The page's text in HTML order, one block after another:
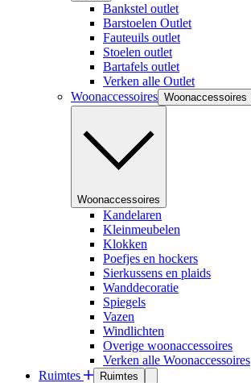
Bankstel outlet
Barstoelen Outlet
Fauteuils outlet
Stoelen outlet
Bartafels outlet
Verken alle Outlet
Woonaccessoires Woonaccessoires
Woonaccessoires
Kandelaren
Kleinmeubelen
Klokken
Poefjes en hockers
Sierkussens en plaids
Wanddecoratie
Spiegels
Vazen
Windlichten
Overige woonaccessoires
Verken alle Woonaccessoires
Ruimtes
Ruimtes